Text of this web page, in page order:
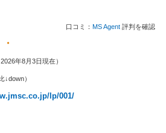
口コミ： MS Agent 評判を確認
2026年8月3日現在）
↓down）
lp/001/